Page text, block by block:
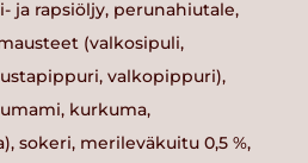
ja rapsiöljy, perunahiutale,
(valkosipuli,
valkopippuri),
kurkuma,
sokeri, merileväkuitu 0,5 %,